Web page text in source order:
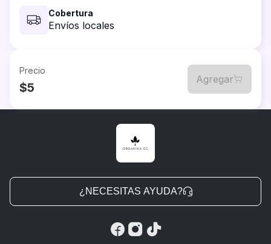
Cobertura
Envíos locales
Precio
$5
Agregar
¿NECESITAS AYUDA?